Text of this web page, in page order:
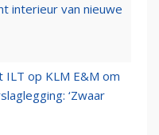
interieur van nieuwe
op KLM E&M om
‘Zwaar